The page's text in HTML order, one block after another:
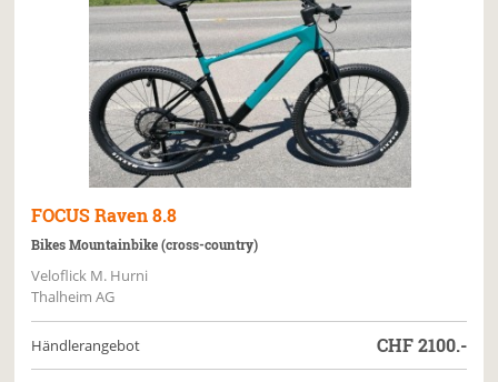
FOCUS Raven 8.8
Bikes Mountainbike (cross-country)
Veloflick M. Hurni
Thalheim AG
Händlerangebot CHF2100.-